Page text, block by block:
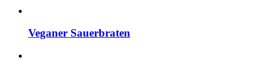
Veganer Sauerbraten